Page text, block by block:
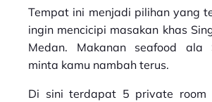
Tempat ini menjadi pilihan yang
ingin mencicipi masakan khas
Medan. Makanan seafood ala
minta kamu nambah terus.
Di sini terdapat 5 private room